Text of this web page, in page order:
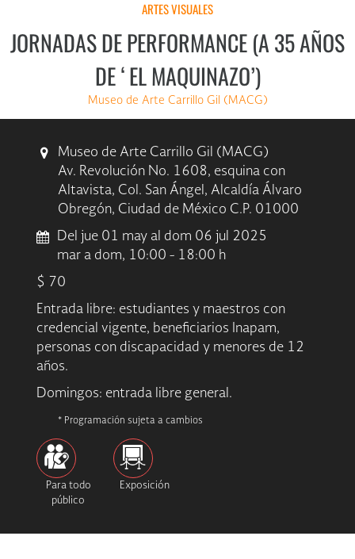
ARTES VISUALES
JORNADAS DE PERFORMANCE (A 35 AÑOS
DE ‘EL MAQUINAZO’)
Museo de Arte Carrillo Gil (MACG)
Museo de Arte Carrillo Gil (MACG)
Av. Revolución No. 1608, esquina con
Altavista, Col. San Ángel, Alcaldía Álvaro
Obregón, Ciudad de México C.P. 01000
Del jue 01 may al dom 06 jul 2025
mar a dom, 10:00 - 18:00 h
$ 70
Entrada libre: estudiantes y maestros con
credencial vigente, beneficiarios Inapam,
personas con discapacidad y menores de 12
años.
Domingos: entrada libre general.
* Programación sujeta a cambios
Para todo
público
Exposición